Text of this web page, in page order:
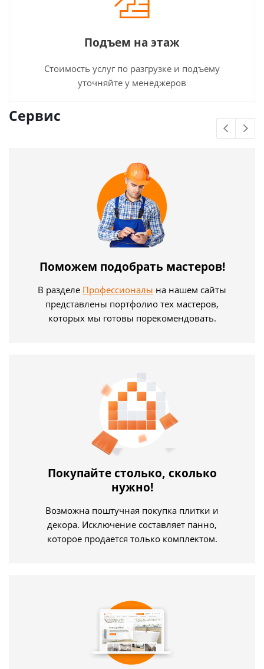
Подъем на этаж
Стоимость услуг по разгрузке и подъему
уточняйте у менеджеров
Сервис
Поможем подобрать мастеров!
В разделе Профессионалы на нашем сайты
представлены портфолио тех мастеров,
которых мы готовы порекомендовать.
Покупайте столько, сколько
нужно!
Возможна поштучная покупка плитки и
декора. Исключение составляет панно,
которое продается только комплектом.